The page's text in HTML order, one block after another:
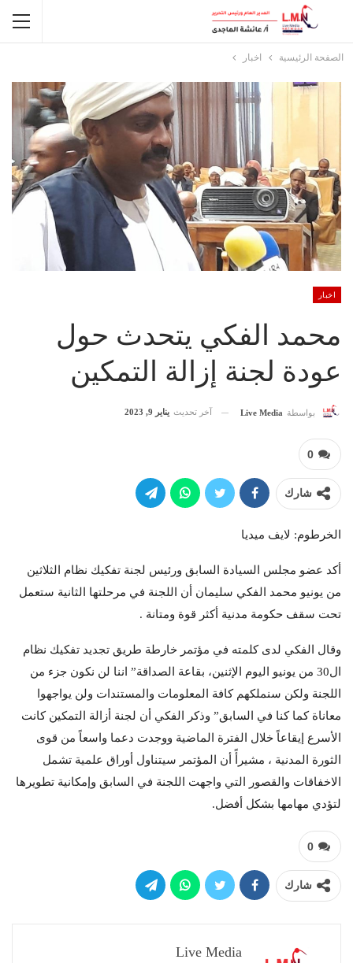
الصفحة الرئيسية اخبار
اخبار
محمد الفكي يتحدث حول
عودة لجنة إزالة التمكين
بواسطة Live Media آخر تحديث يناير 9, 2023
0
شارك
الخرطوم: لايف ميديا
أكد عضو مجلس السيادة السابق ورئيس لجنة تفكيك نظام الثلاثين
من يونيو محمد الفكي سليمان أن اللجنة في مرحلتها الثانية ستعمل
تحت سقف حكومة مدنية أكثر قوة ومتانة .
وقال الفكي لدى كلمته في مؤتمر خارطة طريق تجديد تفكيك نظام
ال30 من يونيو اليوم الإثنين، بقاعة الصداقة” اننا لن نكون جزء من
اللجنة ولكن سنملكهم كافة المعلومات والمستندات ولن يواجهوا
معاناة كما كنا في السابق” وذكر الفكي أن لجنة أزالة التمكين كانت
الأسرع إيقاعاً خلال الفترة الماضية ووجدت دعما واسعاً من قوى
الثورة المدنية ، مشيرأً أن المؤتمر سيتناول أوراق علمية تشمل
الاخفاقات والقصور التي واجهت اللجنة في السابق وإمكانية تطويرها
لتؤدي مهامها بشكل أفضل.
0
شارك
Live Media